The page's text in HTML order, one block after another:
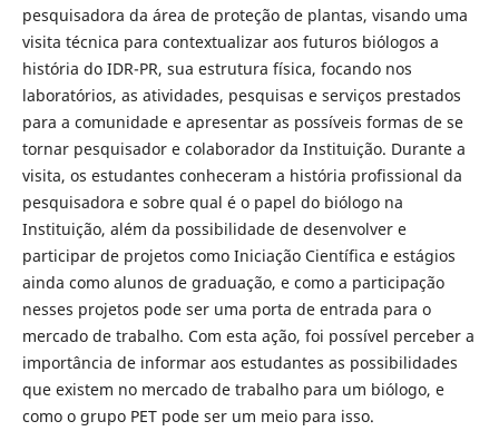
pesquisadora da área de proteção de plantas, visando uma
visita técnica para contextualizar aos futuros biólogos a
história do IDR-PR, sua estrutura física, focando nos
laboratórios, as atividades, pesquisas e serviços prestados
para a comunidade e apresentar as possíveis formas de se
tornar pesquisador e colaborador da Instituição. Durante a
visita, os estudantes conheceram a história profissional da
pesquisadora e sobre qual é o papel do biólogo na
Instituição, além da possibilidade de desenvolver e
participar de projetos como Iniciação Científica e estágios
ainda como alunos de graduação, e como a participação
nesses projetos pode ser uma porta de entrada para o
mercado de trabalho. Com esta ação, foi possível perceber a
importância de informar aos estudantes as possibilidades
que existem no mercado de trabalho para um biólogo, e
como o grupo PET pode ser um meio para isso.